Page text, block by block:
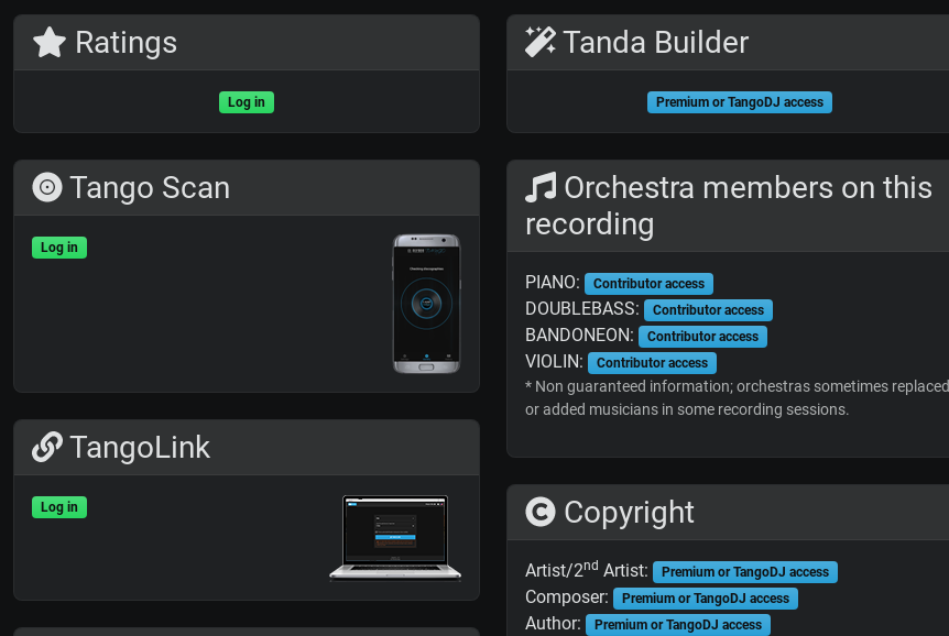
Ratings
Log in
Tango Scan
Log in
TangoLink
Log in
Tanda Builder
Premium or TangoDJ access
Orchestra members on this
recording
PIANO: Contributor access
DOUBLEBASS: Contributor access
BANDONEON: Contributor access
VIOLIN: Contributor access
* Non guaranteed information; orchestras sometimes replaced
or added musicians in some recording sessions.
Copyright
Artist/2nd Artist: Premium or TangoDJ access
Composer: Premium or TangoDJ access
Author: Premium or TangoDJ access